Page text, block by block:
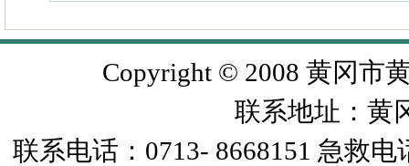
Copyright © 2008 黄冈市
联系地址：黄
联系电话：0713- 8668151 急救